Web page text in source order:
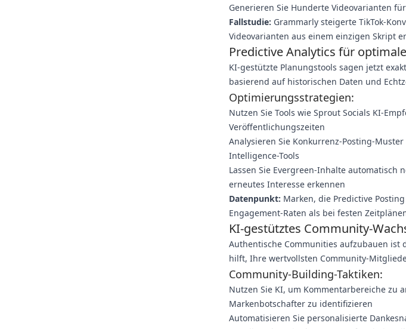
Generieren Sie Hunderte Videovarianten
Fallstudie: Grammarly steigerte TikTok-
Videovarianten aus einem einzigen Skript
Predictive Analytics für
KI-gestützte Planungstools sagen jetzt
basierend auf historischen Daten und
Optimierungsstrategien:
Nutzen Sie Tools wie Sprout Socials KI-
Veröffentlichungszeiten
Analysieren Sie Konkurrenz-Posting-
Intelligence-Tools
Lassen Sie Evergreen-Inhalte
erneutes Interesse erkennen
Datenpunkt: Marken, die Predictive
Engagement-Raten als bei festen
KI-gestütztes Community-
Authentische Communities aufzubauen ist
hilft, Ihre wertvollsten Community-
Community-Building-Taktiken:
Nutzen Sie KI, um Kommentarbereiche zu
Markenbotschafter zu identifizieren
Automatisieren Sie personalisierte